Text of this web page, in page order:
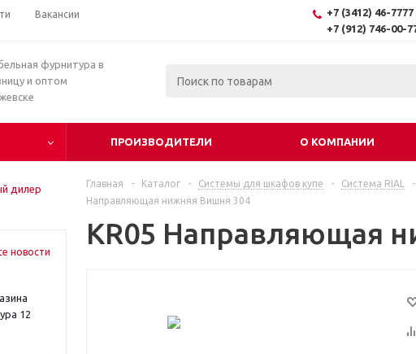
Вакансии
+7 (3412) 46-7777
+7 (912) 746-00-
фурнитура в
и оптом
ПРОИЗВОДИТЕЛИ О КОМПАНИИ
новости
12
Главная - Каталог - Системы для шкафов купе - Система RIAL -
Направляющая нижняя Вишня 304
KR05 Направляющая